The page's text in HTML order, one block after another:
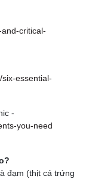
critical-
essential-
-
you-need
đạm (thịt cá trứng